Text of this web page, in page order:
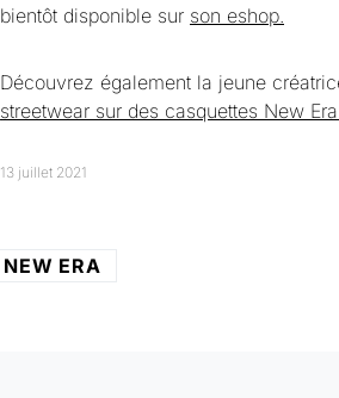
bientôt disponible sur son eshop.
Découvrez également la jeune
streetwear sur des casquettes New Era.
13 juillet 2021
NEW ERA